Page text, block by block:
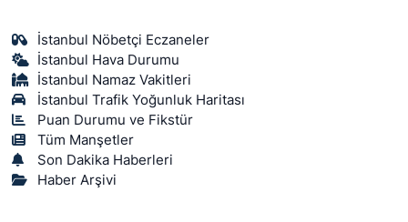
İstanbul Nöbetçi Eczaneler
İstanbul Hava Durumu
İstanbul Namaz Vakitleri
İstanbul Trafik Yoğunluk Haritası
Puan Durumu ve Fikstür
Tüm Manşetler
Son Dakika Haberleri
Haber Arşivi